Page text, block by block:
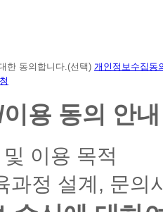
한 동의합니다.(선택) 개인정보수집동
용 동의 안내
이용 목적
과정 설계, 문의